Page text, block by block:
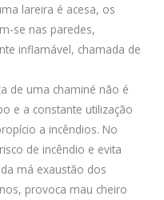
lareira é acesa, os
se nas paredes,
inflamável, chamada de
de uma chaminé não é
e a constante utilização
a incêndios. No
de incêndio e evita
má exaustão dos
provoca mau cheiro